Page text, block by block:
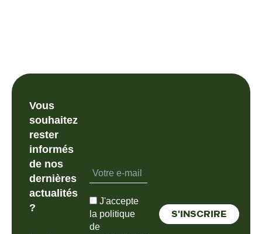
Vous
souhaitez
rester
informés
de nos
dernières
actualités
?
J'accepte
la politique
de